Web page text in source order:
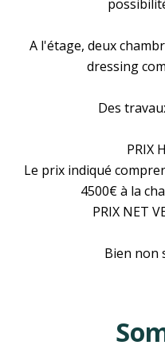
A l'étage, deux
dressing
Des
PRIX
Le prix indiqué
4500€ à la
PRIX NET
Bien non